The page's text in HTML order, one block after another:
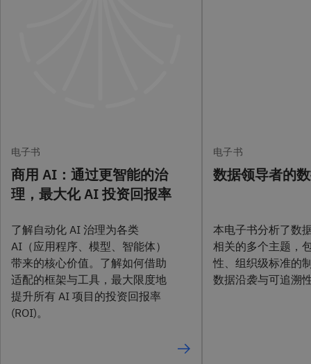
电子书
商用 AI：通过更智能的治
理，最大化 AI 投资回报率
了解自动化 AI 治理为各类
AI（应用程序、模型、智能体）
带来的核心价值。了解如何借助
适配的框架与工具，最大限度地
提升所有 AI 项目的投资回报率
(ROI)。
电子书
数据领导者的
本电子书分析了数
相关的多个主题，
性、组织级标准的
数据沿袭与可追溯